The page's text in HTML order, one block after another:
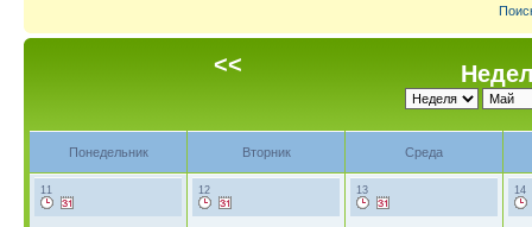
<<
Понедельник Вторник Среда
11 12 13 14